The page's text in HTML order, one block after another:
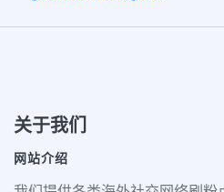
关于我们
网站介绍